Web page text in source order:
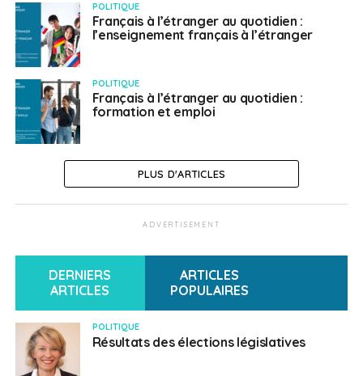
POLITIQUE
Français à l’étranger au quotidien :
l’enseignement français à l’étranger
POLITIQUE
Français à l’étranger au quotidien :
formation et emploi
PLUS D'ARTICLES
ADVERTISEMENT
DERNIERS
ARTICLES
ARTICLES
POPULAIRES
POLITIQUE
Résultats des élections législatives